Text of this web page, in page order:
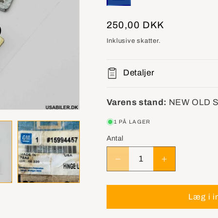
Normalpris
250,00 DKK
Inklusive skatter.
Detaljer
Varens stand: NEW OLD
1 PÅ LAGER
Antal
Reducer
antallet
for
15994457
Øg
antallet
for
15994457
Læg i